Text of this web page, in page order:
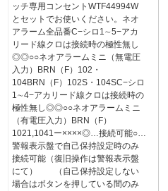
ッチ専用コンセントWTF44994W
とセットでお使いください。ネオ
アラーム全品番C−シロ1∼5−アカ
リード線クロは接続時の極性無し
◎◎○○ネオアラームミニ（無電圧
入力）BRN（F）102・
104BRN（F）102S・104SC−シロ
1∼4−アカリード線クロは接続時の
極性無し◎◎○○ネオアラームミニ
（有電圧入力）BRN（F）
1021,1041ー××××◎…接続可能○…
警報表示盤で自己保持設定時のみ
接続可能（復旧操作は警報表示盤
にて） （自己保持設定しない
場合はボタンを押している間のみ